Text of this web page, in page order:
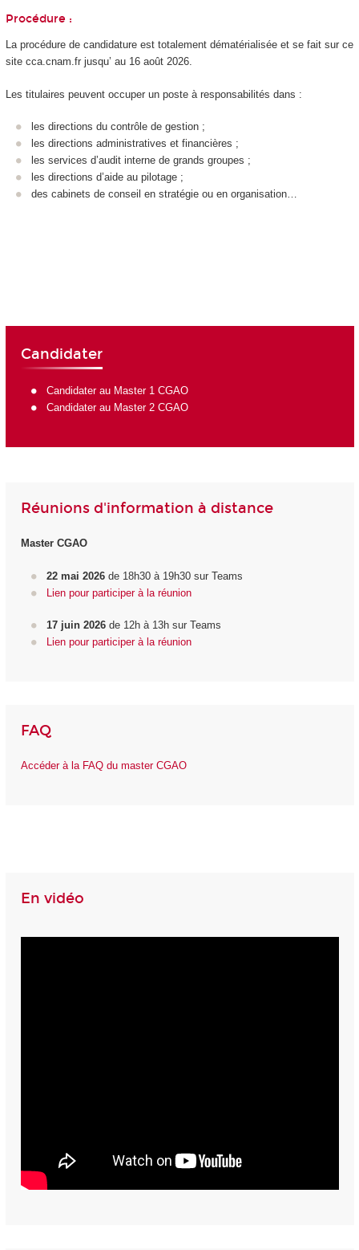
Procédure :
La procédure de candidature est totalement dématérialisée et se fait sur ce
site cca.cnam.fr jusqu’ au 16 août 2026.
Les titulaires peuvent occuper un poste à responsabilités dans :
les directions du contrôle de gestion ;
les directions administratives et financières ;
les services d’audit interne de grands groupes ;
les directions d’aide au pilotage ;
des cabinets de conseil en stratégie ou en organisation…
Candidater
Candidater au Master 1 CGAO
Candidater au Master 2 CGAO
Réunions d'information à distance
Master CGAO
22 mai 2026 de 18h30 à 19h30 sur Teams
Lien pour participer à la réunion
17 juin 2026 de 12h à 13h sur Teams
Lien pour participer à la réunion
FAQ
Accéder à la FAQ du master CGAO
En vidéo